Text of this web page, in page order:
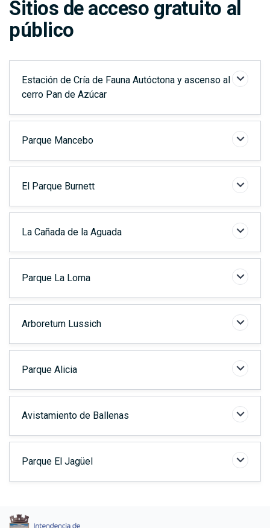
Elementos
Sitios de acceso gratuito al
público
Estación de Cría de Fauna Autóctona y ascenso al
cerro Pan de Azúcar
Parque Mancebo
El Parque Burnett
La Cañada de la Aguada
Parque La Loma
Arboretum Lussich
Parque Alicia
Avistamiento de Ballenas
Parque El Jagüel